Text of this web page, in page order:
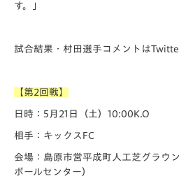
す。」
試合結果・村田選手コメントは
【第2回戦】
日時：5月21日（土）10:00K.O
相手：キックスFC
会場：島原市営平成町人工芝グラウ
ボールセンター）